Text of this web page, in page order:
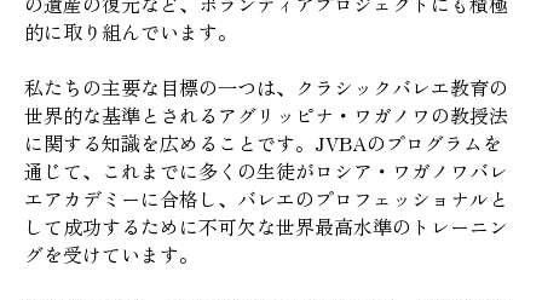
的に取り組んでいます。
私たちの主要な目標の一つは、クラシックバレエ教育の
世界的な基準とされるアグリッピナ・ワガノワの教授法
に関する知識を広めることです。JVBAのプログラムを
通じて、これまでに多くの生徒がロシア・ワガノワバレ
エアカデミーに合格し、バレエのプロフェッショナルと
して成功するために不可欠な世界最高水準のトレーニン
グを受けています。